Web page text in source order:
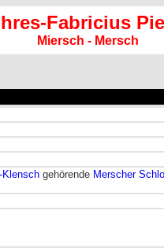
Fabricius
Miersch - Mersch
Klensch gehörende Merscher